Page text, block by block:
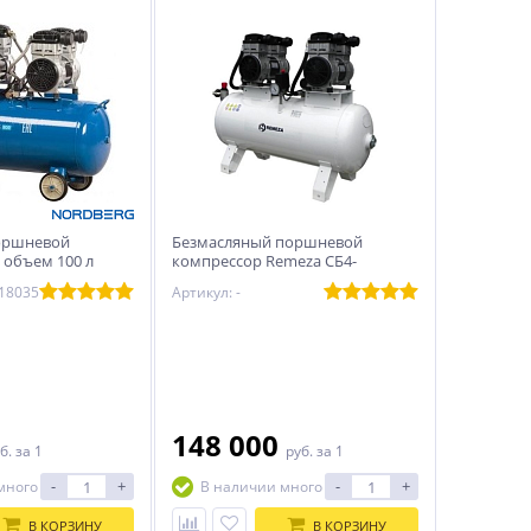
100 л
NCEO100/400
за 1
- +
В КОРЗИНУ
Безмасляный поршневой
компрессор Remeza СБ4-
Артикул: -
148 000 руб. за 1
В наличии много
- +
В КОРЗИНУ